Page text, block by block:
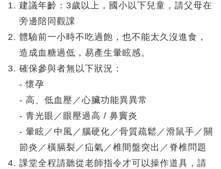
建議年齡：3歲以上，國小以下兒童，請父母在
旁邊陪同觀課
體驗前一小時不吃過飽，也不能太久沒進食，
造成血糖過低，易產生暈眩感。
確保參與者無以下狀況：
- 懷孕
- ⾼、低⾎壓／心臟功能異異常
- 青光眼／眼壓過高 / ⿐竇炎
- 暈眩／中風／腦硬化／骨質疏鬆／滑鼠手／關
節炎／橫膈裂／疝氣／椎間盤突出／脊椎問題
課堂全程請聽從老師指令才可以操作道具，請